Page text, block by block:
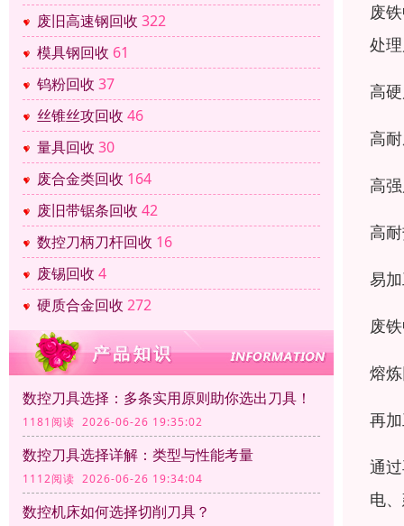
废旧高速钢回收 322
模具钢回收 61
钨粉回收 37
丝锥丝攻回收 46
量具回收 30
废合金类回收 164
废旧带锯条回收 42
数控刀柄刀杆回收 16
废锡回收 4
硬质合金回收 272
数控刀具选择：多条实用原则助你选出刀具！
1181阅读 2026-06-26 19:35:02
数控刀具选择详解：类型与性能考量
1112阅读 2026-06-26 19:34:04
数控机床如何选择切削刀具？
废
处
高
高
高
高
易
废
熔
再
通
电